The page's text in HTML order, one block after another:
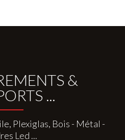
&
...
Plexiglas, Bois - Métal -
Led ...